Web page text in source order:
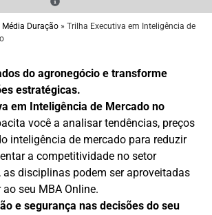
Média Duração » Trilha Executiva em Inteligência de
do agronegócio e transforme
estratégicas.
em Inteligência de Mercado no
você a analisar tendências, preços
inteligência de mercado para reduzir
a competitividade no setor
as disciplinas podem ser aproveitadas
seu MBA Online.
e segurança nas decisões do seu